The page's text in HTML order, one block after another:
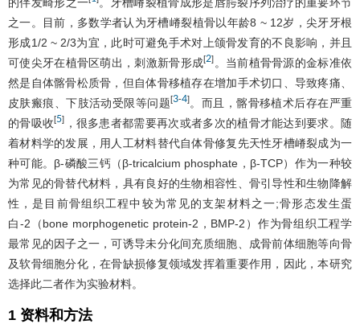
之一。目前，多数学者认为牙槽嵴裂植骨以年龄8 ~ 12岁，尖牙牙根
形成1/2 ~ 2/3为宜，此时可避免手术对上颌骨发育的不良影响，并且
可使尖牙在植骨区萌出，刺激新骨形成[2] 。当前植骨骨源的金标准依
然是自体髂骨松质骨，但自体骨移植存在增加手术切口、导致疼痛、
皮肤瘢痕、下肢活动受限等问题[3-4] 。而且，髂骨移植术后存在严重
的骨吸收[5]
，很多患者都需要再次或者多次的植骨才能达到要求。随
着材料学的发展，用人工材料替代自体骨修复先天性牙槽嵴裂成为一
种可能。β-磷酸三钙（β-tricalcium phosphate，β-TCP）作为一种较
为常见的骨替代材料，具有良好的生物相容性、骨引导性和生物降解
性，是目前骨组织工程中较为常见的支架材料之一;骨形态发生蛋
白-2（bone morphogenetic protein-2，BMP-2）作为骨组织工程学
最常见的因子之一，可诱导未分化间充质细胞、成骨前体细胞等向骨
及软骨细胞分化，在骨缺损修复领域发挥着重要作用，因此，本研究
选择此二者作为实验材料。
1 资料和方法